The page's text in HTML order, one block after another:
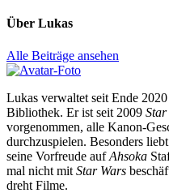
Über Lukas
Alle Beiträge ansehen
Lukas verwaltet seit Ende
Bibliothek. Er ist seit 2009 Star
vorgenommen, alle Kanon-
durchzuspielen. Besonders
seine Vorfreude aufAhsoka
mal nicht mit Star Wars
dreht Filme.